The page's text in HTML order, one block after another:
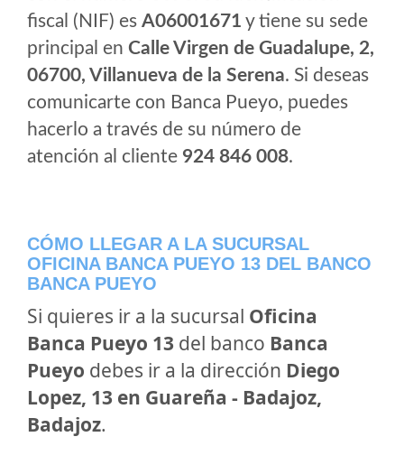
fiscal (NIF) es A06001671 y tiene su sede
principal en Calle Virgen de Guadalupe, 2,
06700, Villanueva de la Serena. Si deseas
comunicarte con Banca Pueyo, puedes
hacerlo a través de su número de
atención al cliente 924 846 008.
CÓMO LLEGAR A LA SUCURSAL
OFICINA BANCA PUEYO 13 DEL BANCO
BANCA PUEYO
Si quieres ir a la sucursal Oficina
Banca Pueyo 13 del banco Banca
Pueyo debes ir a la dirección Diego
Lopez, 13 en Guareña - Badajoz,
Badajoz.